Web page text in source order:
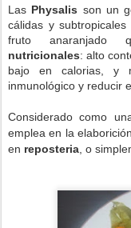
Las Physalis son un g
cálidas y
fruto anaranjado
nutricionales: alto
bajo en calorias, y
inmunológico y reducir
Considerado como
emplea en la
en reposteria , o